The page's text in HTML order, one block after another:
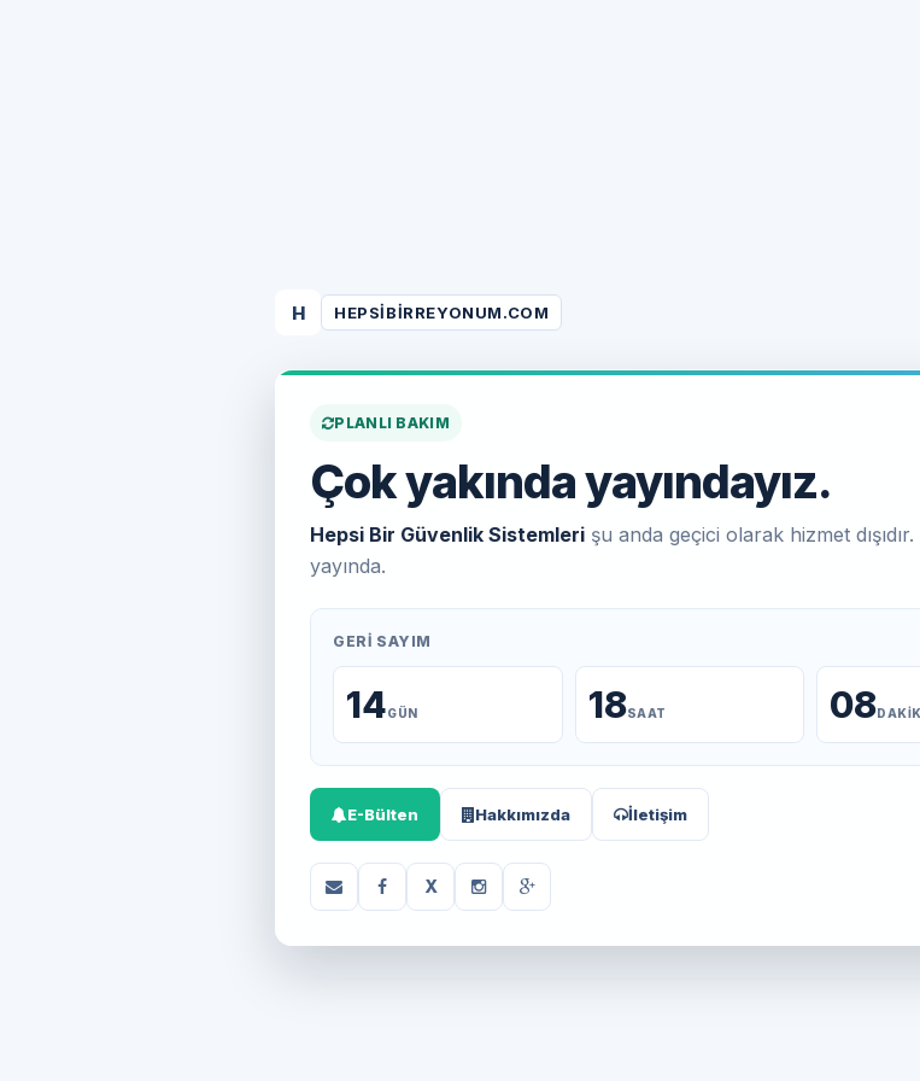
H HEPSIBIRREYONUM.COM
PLANLI BAKIM
Çok yakında yayındayız.
Hepsi Bir Güvenlik Sistemleri şu anda geçici olarak hizmet
yayında.
GERI SAYIM
14GÜN 18SAAT 08
E-Bülten Hakkımızda İletişim
X